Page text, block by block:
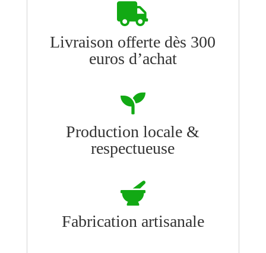

Livraison offerte dès 300
euros d’achat

Production locale &
respectueuse

Fabrication artisanale